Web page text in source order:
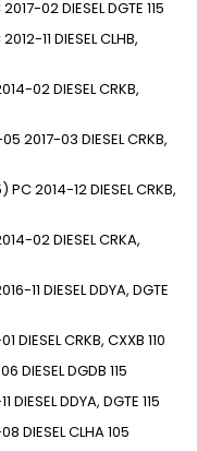
2017-02DIESELDGTE 115
2012-11 DIESELCLHB,
02DIESELCRKB,
2017-03 DIESELCRKB,
PC2014-12DIESELCRKB,
02DIESELCRKA,
11 DIESELDDYA, DGTE
DIESELCRKB, CXXB 110
DIESELDGDB 115
DIESELDDYA, DGTE 115
DIESELCLHA105